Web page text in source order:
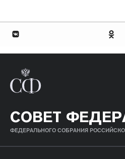
СОВЕТ
ФЕДЕРАЛЬНОГО СОБРАНИЯ